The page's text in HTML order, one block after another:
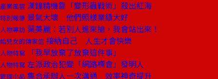
產業風雲 漢鐘精機靠「變形蟲戰術」殺出紅海
特別報導 景氣大壞 他們照樣業績大好
人物專訪 葉美麗：若別人進來搶，我會站出來！
給兒女的傳家信 接納自己 人生才會快樂
人物特寫 「我早放棄了放棄這件事」
人物特寫 左派政治犯變「網路標會」發明人
管理小品 集合承辦人一次溝通 效率神奇提升